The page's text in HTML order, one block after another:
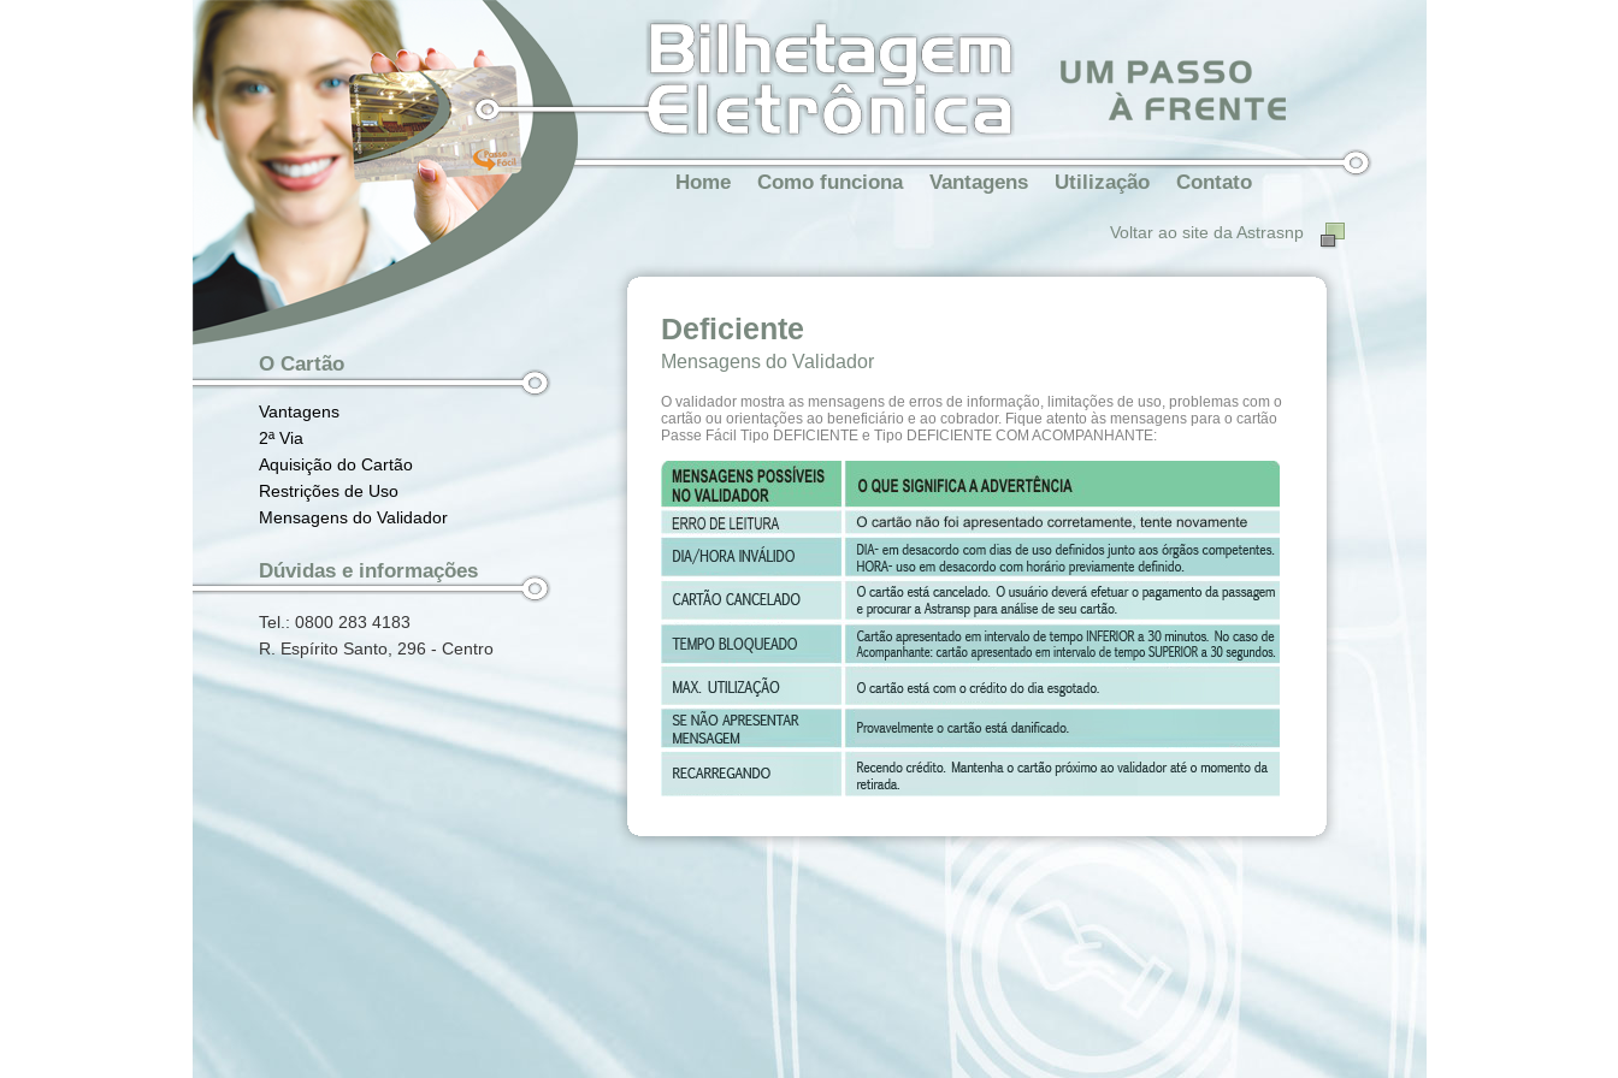
Home Como funciona Vantagens Utilização Contato
Voltar ao site da Astrasnp
O Cartão
Vantagens
2ª Via
Aquisição do Cartão
Restrições de Uso
Mensagens do Validador
Dúvidas e informações
Tel.: 0800 283 4183
R. Espírito Santo, 296 - Centro
Deficiente
Mensagens do Validador
O validador mostra as mensagens de erros de informação, limitações de uso, problemas com o
cartão ou orientações ao beneficiário e ao cobrador. Fique atento às mensagens para o cartão
Passe Fácil Tipo DEFICIENTE e Tipo DEFICIENTE COM ACOMPANHANTE: